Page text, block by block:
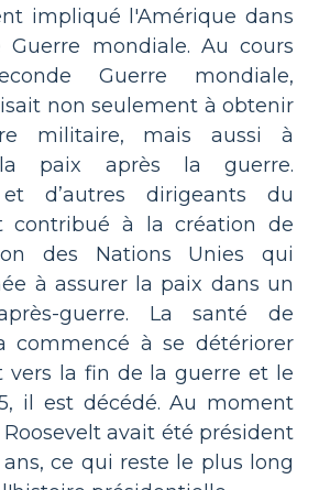
impliqué l'Amérique dans
Guerre mondiale. Au cours
Guerre mondiale,
non seulement à obtenir
militaire, mais aussi à
paix après la guerre.
et d’autres dirigeants du
contribué à la création de
des Nations Unies qui
à assurer la paix dans un
guerre. La santé de
commencé à se détériorer
vers la fin de la guerre et le
il est décédé. Au moment
avait été président
ce qui reste le plus long